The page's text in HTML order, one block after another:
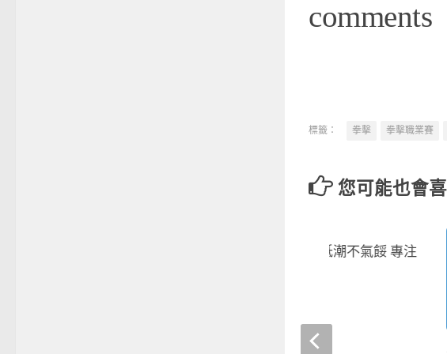
comments
標籤： 拳擊 拳擊職業賽
您可能也會
田徑》賴孟昕遭遇低潮不氣餒 專注